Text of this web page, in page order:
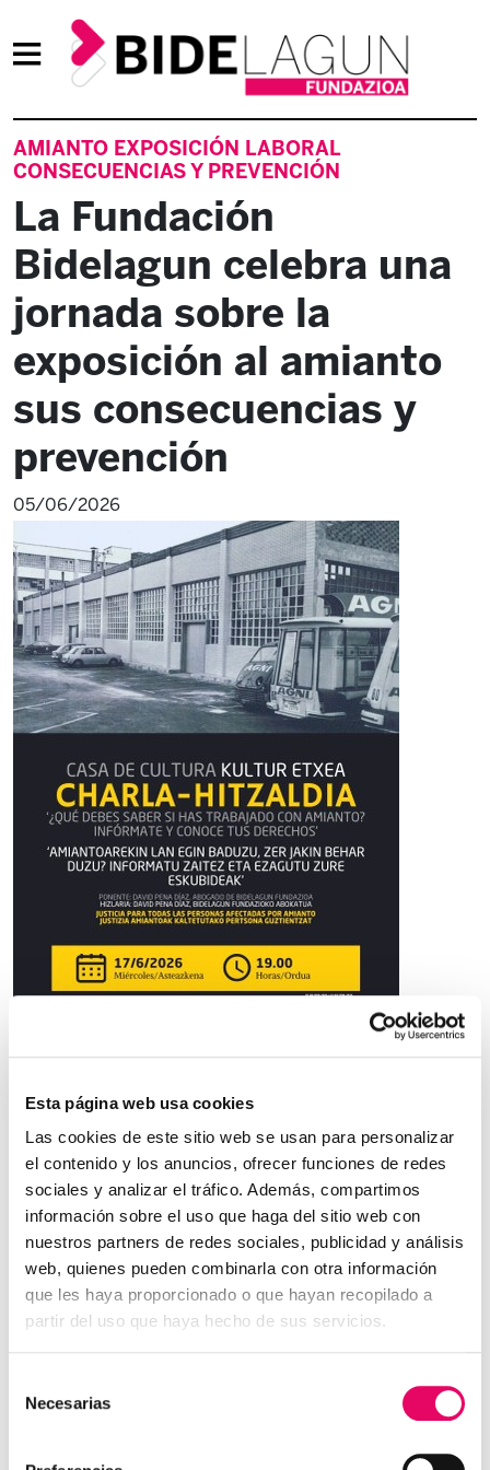
Esta página web usa cookies
Las cookies de este sitio web se usan para personalizar
el contenido y los anuncios, ofrecer funciones de redes
sociales y analizar el tráfico. Además, compartimos
información sobre el uso que haga del sitio web con
nuestros partners de redes sociales, publicidad y análisis
web, quienes pueden combinarla con otra información
que les haya proporcionado o que hayan recopilado a
partir del uso que haya hecho de sus servicios.
Necesarias
AMIANTO EXPOSICIÓN LABORAL
CONSECUENCIAS Y PREVENCIÓN
La Fundación
Bidelagun celebra una
jornada sobre la
exposición al amianto
sus consecuencias y
prevención
05/06/2026
La Fundación Bidelagun celebra una jornada en
Estella-Lizarra sobre la exposición al amianto
sus consecuencias y prevención
El amianto es un agente químico cancerígeno cuya
exposición laboral puede causar, entre otras, asbestosis,
cáncer de pulmón, cáncer de laringe y mesotelioma, con
periodos de latencia muy prolongados. La latencia puede
ser muy larga, de modo que la enfermedad puede
exposición. En el plano preventivo, el empresario debe
reducir la exposición al mínimo y, en todo caso, por
debajo del valor límite, adoptando medidas técnicas,